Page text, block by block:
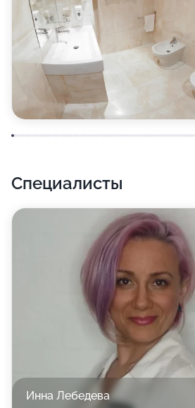
вам понравится! Для создания
бильярд, кальян и караоке.
где вы можете заказать блюда
кухонь, а если нужно, прийти и
мы не против! Только не
трапеза непосредственно перед
парной - это не самая хорошая
маникюр,. Посещение сауны и
часто идут рука об руку, что
потому что здоровье и красота
Специалисты
Инна Лебедева